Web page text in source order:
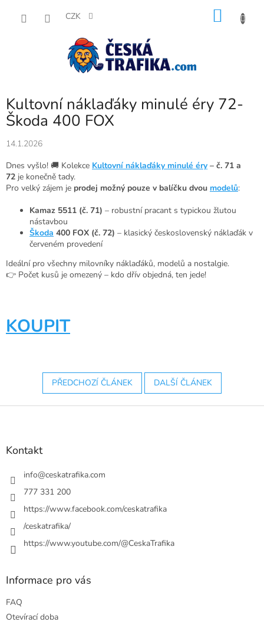
CZK
Kultovní náklaďáky minulé éry 72-
Škoda 400 FOX
14.1.2026
Dnes vyšlo! 🚚 Kolekce Kultovní náklaďáky minulé éry – č. 71 a
72 je konečně tady.
Pro velký zájem je prodej možný pouze v balíčku dvou modelů:
Kamaz 5511 (č. 71) – robustní pracant s typickou žlutou
nástavbou
Škoda 400 FOX (č. 72) – klasický československý náklaďák v
červeném provedení
Ideální pro všechny milovníky náklaďáků, modelů a nostalgie.
👉 Počet kusů je omezený – kdo dřív objedná, ten jede!
KOUPIT
PŘEDCHOZÍ ČLÁNEK DALŠÍ ČLÁNEK
Z
Kontakt
info@ceskatrafika.com
777 331 200
https://www.facebook.com/ceskatrafika
/ceskatrafika/
https://www.youtube.com/@CeskaTrafika
Informace pro vás
FAQ
Otevírací doba